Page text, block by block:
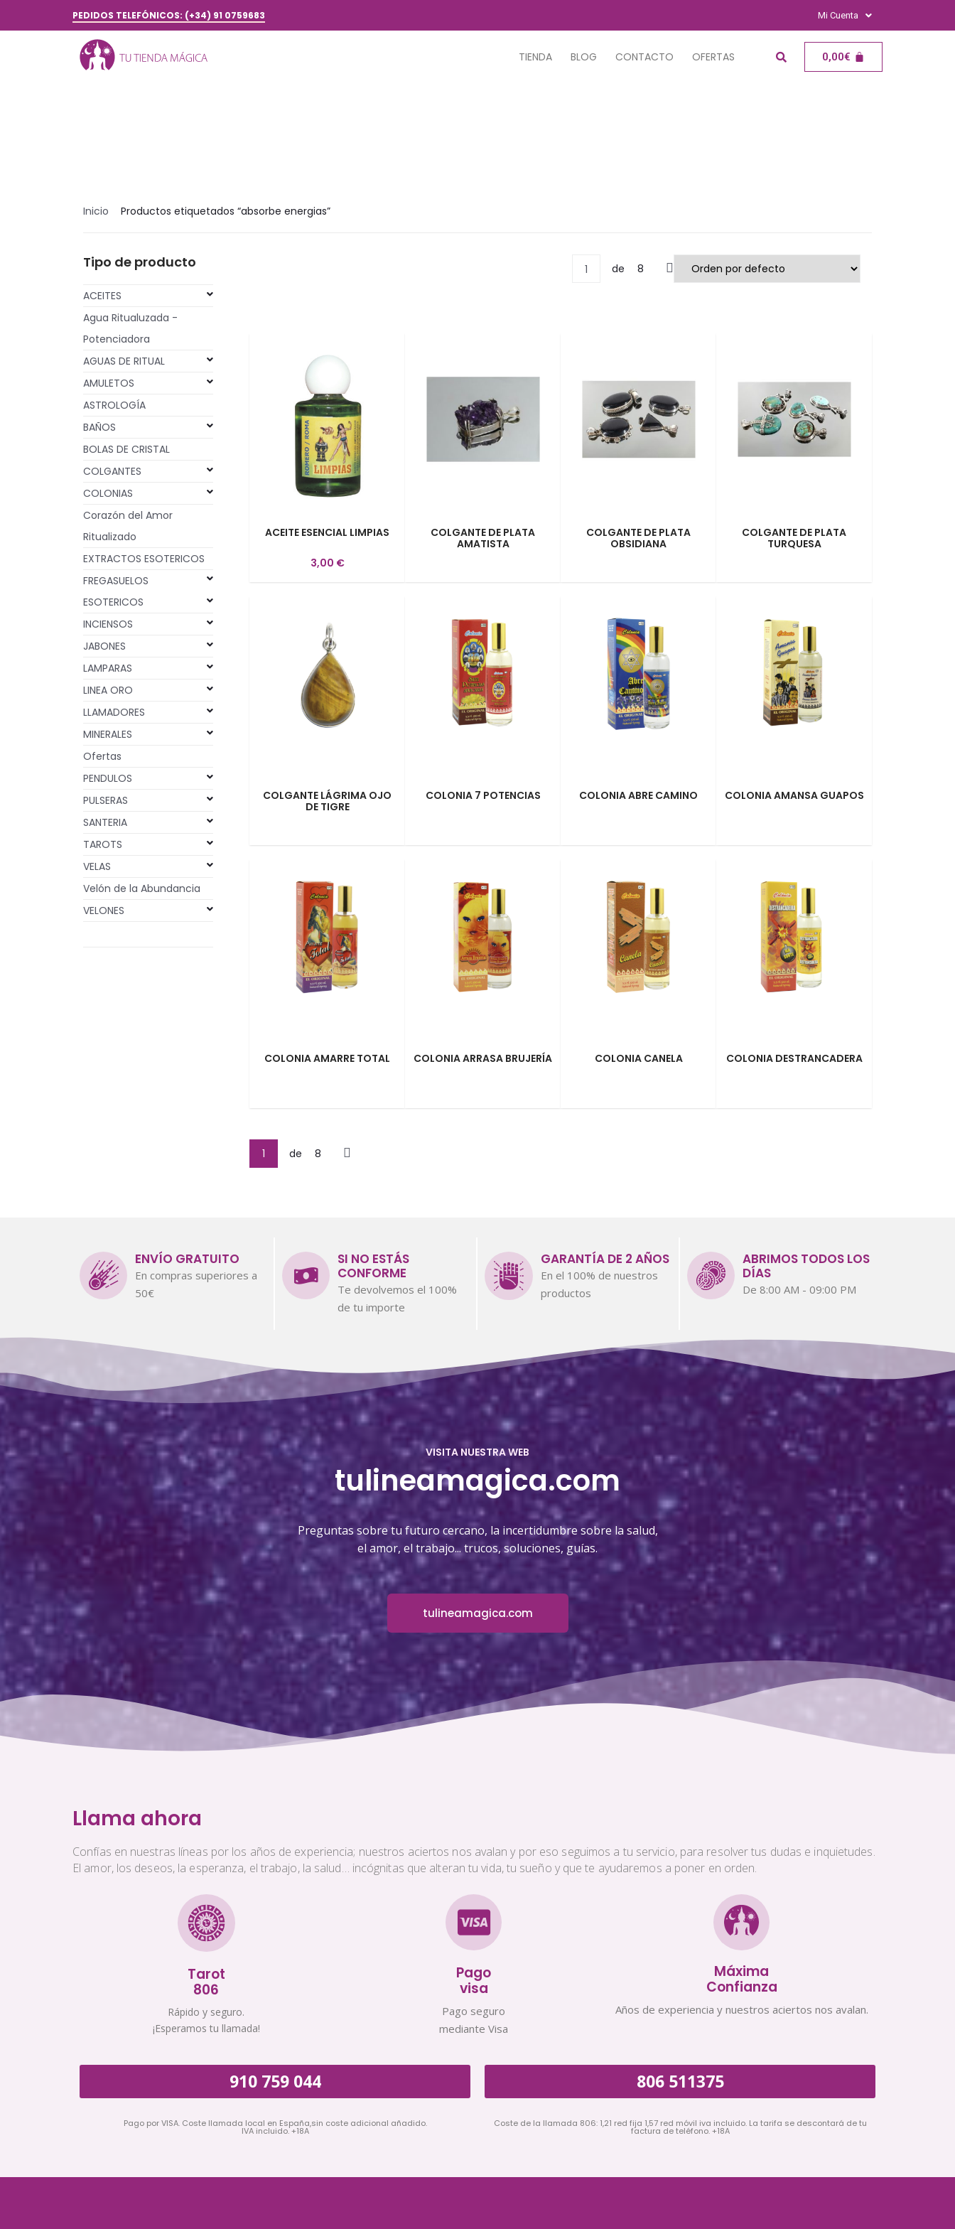
PEDIDOS TELEFÓNICOS: (+34) 91 0759683 Mi Cuenta
TIENDA BLOG CONTACTO OFERTAS 0,00€
Inicio Productos etiquetados “absorbe energias”
Tipo de producto
ACEITES
Agua Ritualuzada -
Potenciadora
AGUAS DE RITUAL
AMULETOS
ASTROLOGÍA
BAÑOS
BOLAS DE CRISTAL
COLGANTES
COLONIAS
Corazón del Amor
Ritualizado
EXTRACTOS ESOTERICOS
FREGASUELOS
ESOTERICOS
INCIENSOS
JABONES
LAMPARAS
LINEA ORO
LLAMADORES
MINERALES
Ofertas
PENDULOS
PULSERAS
SANTERIA
TAROTS
VELAS
Velón de la Abundancia
VELONES
1 de 8
ACEITE ESENCIAL LIMPIAS
3,00 €
COLGANTE DE PLATA
AMATISTA
COLGANTE DE PLATA
OBSIDIANA
COLGANTE DE PLATA
TURQUESA
COLGANTE LÁGRIMA OJO
DE TIGRE
COLONIA 7 POTENCIAS COLONIA ABRE CAMINO COLONIA AMANSA GUAPOS
COLONIA AMARRE TOTAL COLONIA ARRASA BRUJERÍA COLONIA CANELA COLONIA DESTRANCADERA
1 de 8
ENVÍO GRATUITO
En compras superiores a
50€
SI NO ESTÁS
CONFORME
Te devolvemos el 100%
de tu importe
GARANTÍA DE 2 AÑOS
En el 100% de nuestros
productos
ABRIMOS TODOS LOS
DÍAS
De 8:00 AM - 09:00 PM
VISITA NUESTRA WEB
tulineamagica.com
Preguntas sobre tu futuro cercano, la incertidumbre sobre la salud,
el amor, el trabajo... trucos, soluciones, guías.
tulineamagica.com
Llama ahora
Confías en nuestras líneas por los años de experiencia; nuestros aciertos nos avalan y por eso seguimos a tu servicio, para resolver tus dudas e inquietudes.
El amor, los deseos, la esperanza, el trabajo, la salud… incógnitas que alteran tu vida, tu sueño y que te ayudaremos a poner en orden.
Tarot
806
Rápido y seguro.
¡Esperamos tu llamada!
Pago
visa
Pago seguro
mediante Visa
Máxima
Confianza
Años de experiencia y nuestros aciertos nos avalan.
910 759 044
Pago por VISA. Coste llamada local en España,sin coste adicional añadido.
IVA incluido. +18A
806 511375
Coste de la llamada 806: 1,21 red fija 1,57 red móvil iva incluido. La tarifa se descontará de tu
factura de teléfono. +18A